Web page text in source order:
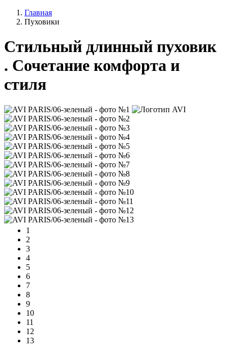
Главная
Пуховики
Стильный длинный пуховик
. Сочетание комфорта и
стиля
1
2
3
4
5
6
7
8
9
10
11
12
13